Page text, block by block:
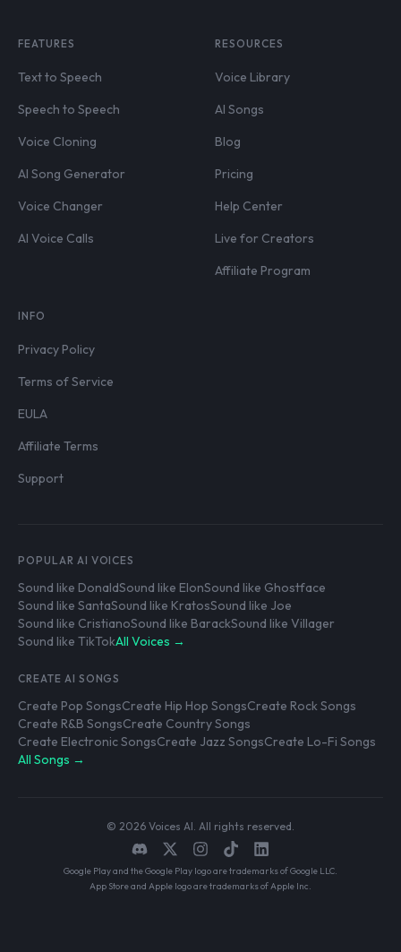
FEATURES
Text to Speech
Speech to Speech
Voice Cloning
AI Song Generator
Voice Changer
AI Voice Calls
RESOURCES
Voice Library
AI Songs
Blog
Pricing
Help Center
Live for Creators
Affiliate Program
INFO
Privacy Policy
Terms of Service
EULA
Affiliate Terms
Support
POPULAR AI VOICES
Sound like DonaldSound like ElonSound like Ghostface
Sound like SantaSound like KratosSound like Joe
Sound like CristianoSound like BarackSound like Villager
Sound like TikTokAll Voices →
CREATE AI SONGS
Create Pop SongsCreate Hip Hop SongsCreate Rock Songs
Create R&B SongsCreate Country Songs
Create Electronic SongsCreate Jazz SongsCreate Lo-Fi Songs
All Songs →
© 2026 Voices AI. All rights reserved.
Google Play and the Google Play logo are trademarks of Google LLC.
App Store and Apple logo are trademarks of Apple Inc.